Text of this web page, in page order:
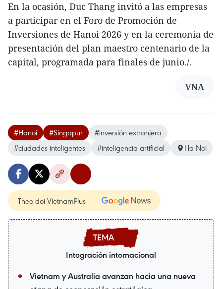
En la ocasión, Duc Thang invitó a las empresas
a participar en el Foro de Promoción de
Inversiones de Hanoi 2026 y en la ceremonia de
presentación del plan maestro centenario de la
capital, programada para finales de junio./.
VNA
#Hanoi #Singapur
#inversión extranjera
#ciudades inteligentes
#inteligencia artificial Ha Noi
Theo dõi VietnamPlus
Integración internacional
Vietnam y Australia avanzan hacia una nueva